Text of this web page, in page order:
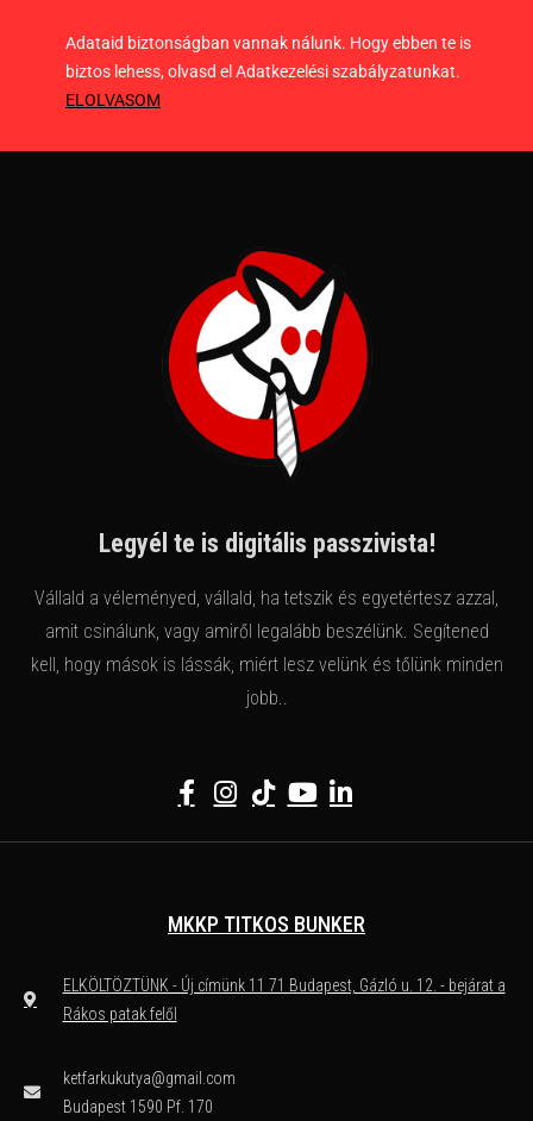
Adataid biztonságban vannak nálunk. Hogy ebben te is
biztos lehess, olvasd el Adatkezelési szabályzatunkat.
ELOLVASOM
Legyél te is digitális passzivista!
Vállald a véleményed, vállald, ha tetszik és egyetértesz azzal,
amit csinálunk, vagy amiről legalább beszélünk. Segítened
kell, hogy mások is lássák, miért lesz velünk és tőlünk minden
jobb..
MKKP TITKOS BUNKER
ELKÖLTÖZTÜNK - Új címünk 11 71 Budapest, Gázló u. 12. - bejárat a
Rákos patak felől
ketfarkukutya@gmail.com
Budapest 1590 Pf. 170